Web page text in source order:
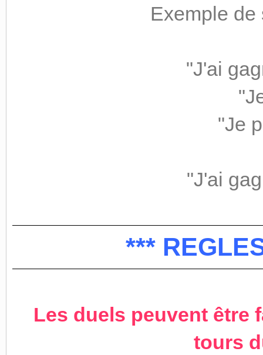
Exemple de
"J'ai
"Je
"J'ai
***
Les duels peuvent être
tours